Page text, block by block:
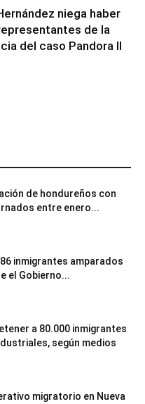
niega haber
de la
del caso Pandora II
de hondureños con
entre enero...
86 inmigrantes amparados
el Gobierno...
a 80.000 inmigrantes
según medios
migratorio en Nueva